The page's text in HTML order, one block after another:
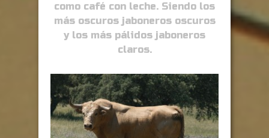
como café con leche. Siendo los
más oscuros jaboneros oscuros
y los más pálidos jaboneros
claros.